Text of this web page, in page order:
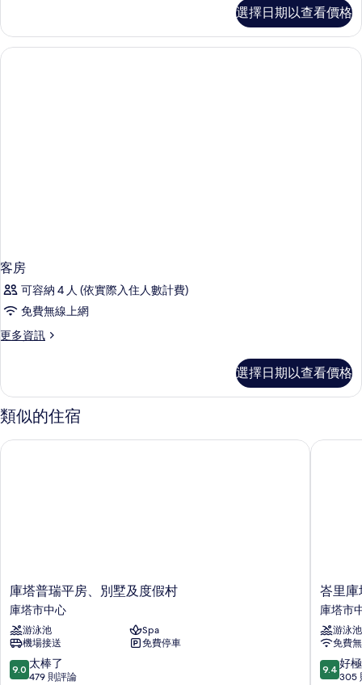
的
詳
情
選擇日期以查看價格
客房
可容納 4 人 (依實際入住人數計費)
免費無線上網
更多資訊
更
的
詳
情
選擇日期以查看價格
類似的住宿
庫
塔
普
瑞
平
房、
別
庫塔普瑞平房、別墅及度假村
庫塔市中心
游泳池
Spa
機場接送
免費停車
9.0
分，
9.0 太棒了
479 則評論
庫塔普瑞平房、別墅及度假村
峇
里
庫
塔
萬
豪
雅
峇里庫
庫塔市
游泳池
免費
9.4
分，
9.4 好
305
峇里庫